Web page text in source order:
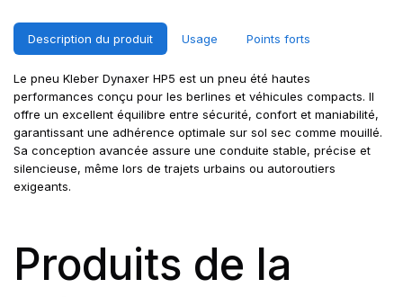
Description du produit Usage Points forts
Le pneu Kleber Dynaxer HP5 est un pneu été hautes
performances conçu pour les berlines et véhicules compacts. Il
offre un excellent équilibre entre sécurité, confort et maniabilité,
garantissant une adhérence optimale sur sol sec comme mouillé.
Sa conception avancée assure une conduite stable, précise et
silencieuse, même lors de trajets urbains ou autoroutiers
exigeants.
Produits de la